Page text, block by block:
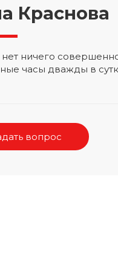
Краснова
ничего
часы дважды в
вопрос